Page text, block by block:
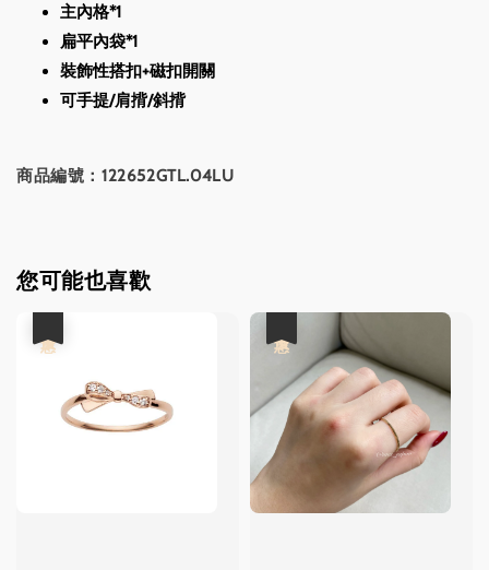
主內格*1
扁平內袋*1
裝飾性搭扣+磁扣開關
可手提/肩揹/斜揹
商品編號：122652GTL.04LU
您可能也喜歡